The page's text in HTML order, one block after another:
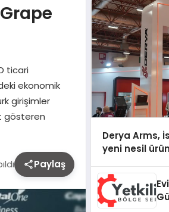
ticari
ekonomik
girişimler
gösteren
Paylaş
Derya Arms,
yeni nesil